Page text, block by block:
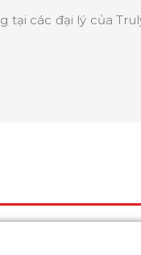
tại các đại lý của